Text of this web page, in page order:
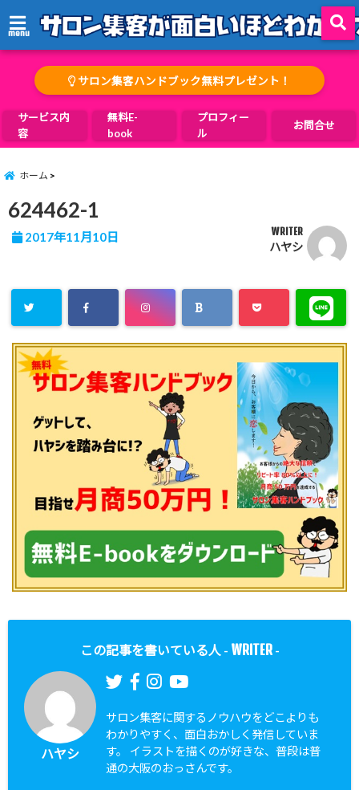
menu
サロン集客ハンドブック無料プレゼント！
サービス内
容
無料E-
book
プロフィー
ル
お問合せ
ホーム
624462-1
2017年11月10日 WRITER
ハヤシ
この記事を書いている人 - WRITER-
ハヤシ
サロン集客に関するノウハウをどこよりも
わかりやすく、面白おかしく発信していま
す。 イラストを描くのが好きな、普段は普
通の大阪のおっさんです。